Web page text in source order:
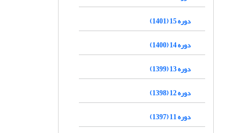
دوره 15 (1401)
دوره 14 (1400)
دوره 13 (1399)
دوره 12 (1398)
دوره 11 (1397)